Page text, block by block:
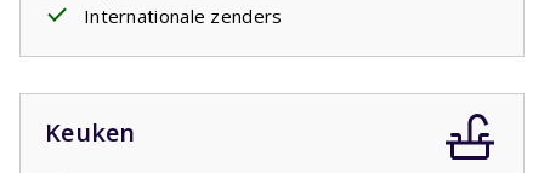
Internationale zenders
Keuken